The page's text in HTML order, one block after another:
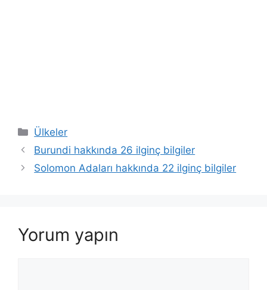
Kategoriler
Ülkeler
Burundi hakkında 26 ilginç bilgiler
Solomon Adaları hakkında 22 ilginç bilgiler
Yorum yapın